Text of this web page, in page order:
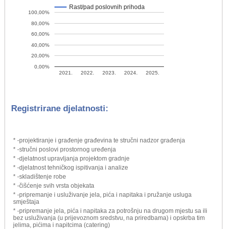
Rast/pad poslovnih prihoda
2021. 2022. 2023. 2024. 2025.
0,00%
20,00%
40,00%
60,00%
80,00%
100,00%
Registrirane djelatnosti:
* -projektiranje i građenje građevina te stručni nadzor građenja
* -stručni poslovi prostornog uređenja
* -djelatnost upravljanja projektom gradnje
* -djelatnost tehničkog ispitivanja i analize
* -skladištenje robe
* -čišćenje svih vrsta objekata
* -pripremanje i usluživanje jela, pića i napitaka i pružanje usluga
smještaja
* -pripremanje jela, pića i napitaka za potrošnju na drugom mjestu sa ili
bez usluživanja (u prijevoznom sredstvu, na priredbama) i opskrba tim
jelima, pićima i napitcima (catering)